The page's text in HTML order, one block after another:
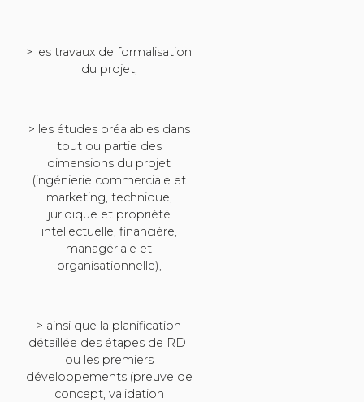
> les travaux de formalisation
du projet,
> les études préalables dans
tout ou partie des
dimensions du projet
(ingénierie commerciale et
marketing, technique,
juridique et propriété
intellectuelle, financière,
managériale et
organisationnelle),
> ainsi que la planification
détaillée des étapes de RDI
ou les premiers
développements (preuve de
concept, validation